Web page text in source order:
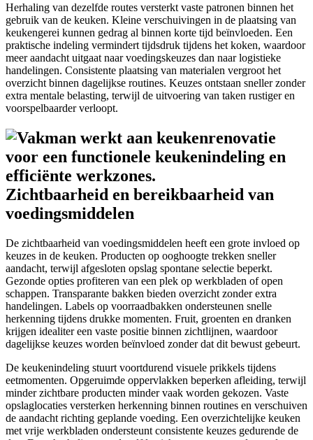
Herhaling van dezelfde routes versterkt vaste patronen binnen het
gebruik van de keuken. Kleine verschuivingen in de plaatsing van
keukengerei kunnen gedrag al binnen korte tijd beïnvloeden. Een
praktische indeling vermindert tijdsdruk tijdens het koken, waardoor
meer aandacht uitgaat naar voedingskeuzes dan naar logistieke
handelingen. Consistente plaatsing van materialen vergroot het
overzicht binnen dagelijkse routines. Keuzes ontstaan sneller zonder
extra mentale belasting, terwijl de uitvoering van taken rustiger en
voorspelbaarder verloopt.
Zichtbaarheid en bereikbaarheid van
voedingsmiddelen
De zichtbaarheid van voedingsmiddelen heeft een grote invloed op
keuzes in de keuken. Producten op ooghoogte trekken sneller
aandacht, terwijl afgesloten opslag spontane selectie beperkt.
Gezonde opties profiteren van een plek op werkbladen of open
schappen. Transparante bakken bieden overzicht zonder extra
handelingen. Labels op voorraadbakken ondersteunen snelle
herkenning tijdens drukke momenten. Fruit, groenten en dranken
krijgen idealiter een vaste positie binnen zichtlijnen, waardoor
dagelijkse keuzes worden beïnvloed zonder dat dit bewust gebeurt.
De keukenindeling stuurt voortdurend visuele prikkels tijdens
eetmomenten. Opgeruimde oppervlakken beperken afleiding, terwijl
minder zichtbare producten minder vaak worden gekozen. Vaste
opslaglocaties versterken herkenning binnen routines en verschuiven
de aandacht richting geplande voeding. Een overzichtelijke keuken
met vrije werkbladen ondersteunt consistente keuzes gedurende de